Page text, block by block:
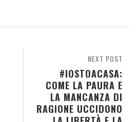
NEXT POST
#IOSTOACASA:
COME LA PAURA E
LA MANCANZA DI
RAGIONE UCCIDONO